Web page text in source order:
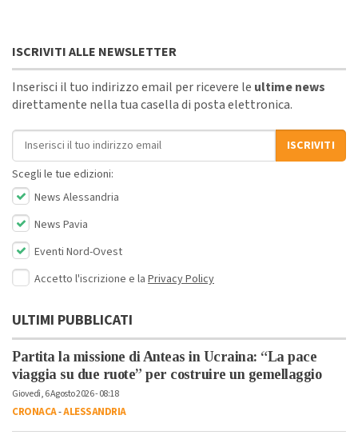
ISCRIVITI ALLE NEWSLETTER
Inserisci il tuo indirizzo email per ricevere le ultime news
direttamente nella tua casella di posta elettronica.
Indirizzo email
ISCRIVITI
Scegli le tue edizioni:
News Alessandria
News Pavia
Eventi Nord-Ovest
Accetto l'iscrizione e la Privacy Policy
ULTIMI PUBBLICATI
Partita la missione di Anteas in Ucraina: “La pace
viaggia su due ruote” per costruire un gemellaggio
Giovedì, 6 Agosto 2026 - 08:18
CRONACA-ALESSANDRIA